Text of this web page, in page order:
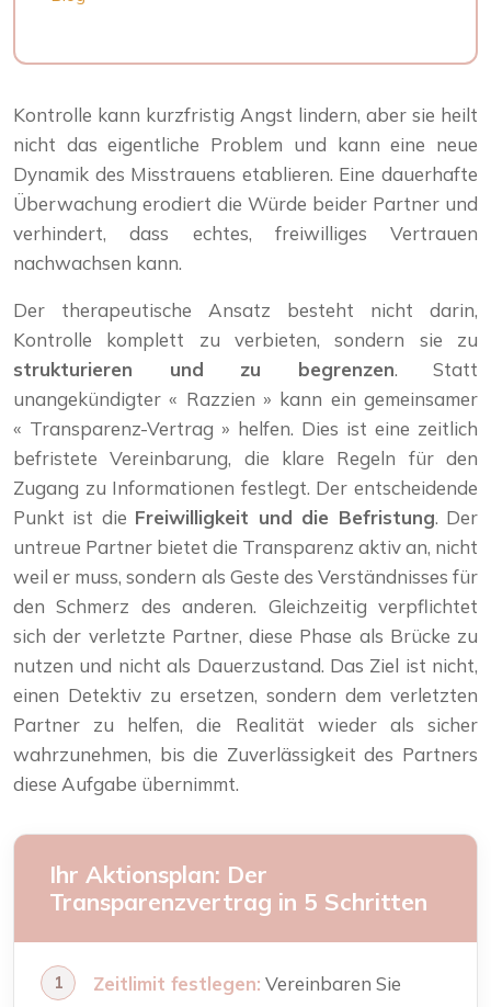
Kontrolle kann kurzfristig Angst lindern, aber sie heilt
nicht das eigentliche Problem und kann eine neue
Dynamik des Misstrauens etablieren. Eine dauerhafte
Überwachung erodiert die Würde beider Partner und
verhindert, dass echtes, freiwilliges Vertrauen
nachwachsen kann.
Der therapeutische Ansatz besteht nicht darin,
Kontrolle komplett zu verbieten, sondern sie zu
strukturieren und zu begrenzen. Statt
unangekündigter « Razzien » kann ein gemeinsamer
« Transparenz-Vertrag » helfen. Dies ist eine zeitlich
befristete Vereinbarung, die klare Regeln für den
Zugang zu Informationen festlegt. Der entscheidende
Punkt ist die Freiwilligkeit und die Befristung. Der
untreue Partner bietet die Transparenz aktiv an, nicht
weil er muss, sondern als Geste des Verständnisses für
den Schmerz des anderen. Gleichzeitig verpflichtet
sich der verletzte Partner, diese Phase als Brücke zu
nutzen und nicht als Dauerzustand. Das Ziel ist nicht,
einen Detektiv zu ersetzen, sondern dem verletzten
Partner zu helfen, die Realität wieder als sicher
wahrzunehmen, bis die Zuverlässigkeit des Partners
diese Aufgabe übernimmt.
Ihr Aktionsplan: Der
Transparenzvertrag in 5 Schritten
Zeitlimit festlegen: Vereinbaren Sie